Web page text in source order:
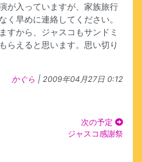
が入っていますが、家族旅行
く早めに連絡してください。
すから、ジャスコもサンドミ
らえると思います。思い切り
かぐら | 2009年04月27日 0:12
次の予定
ジャスコ感謝祭